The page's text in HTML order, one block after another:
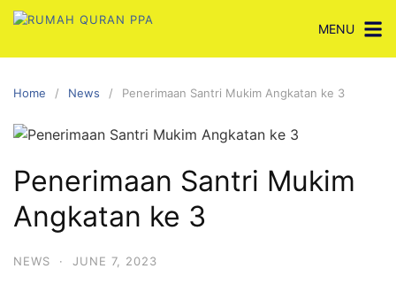
Skip
content
MENU
Home News Penerimaan Santri Mukim Angkatan ke 3
Penerimaan Santri Mukim
Angkatan ke 3
NEWS · JUNE 7, 2023